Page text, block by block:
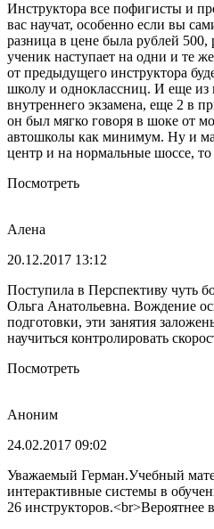
Инструктора все пофигисты и
вас научат, особенно если вы
разница в цене была рублей 500,
ученик наступает на одни и те
от предыдущего инструктора
школу и одноклассниц. И еще из
внутреннего экзамена, еще 2 в
он был мягко говоря в шоке от
автошколы как минимум. Ну и
центр и на нормальные шоссе,
Посмотреть
Алена
20.12.2017 13:12
Поступила в Перспективу чуть
Ольга Анатольевна. Вождение
подготовки, эти занятия
научиться контролировать
Посмотреть
Аноним
24.02.2017 09:02
Уважаемый Герман.Учебный
интерактивные системы в
26